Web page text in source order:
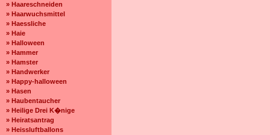
» Haareschneiden
» Haarwuchsmittel
» Haessliche
» Haie
» Halloween
» Hammer
» Hamster
» Handwerker
» Happy-halloween
» Hasen
» Haubentaucher
» Heilige Drei K�nige
» Heiratsantrag
» Heissluftballons